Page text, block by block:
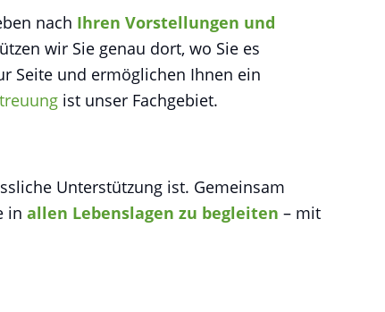
nach Ihren Vorstellungen und
wir Sie genau dort, wo Sie es
Seite und ermöglichen Ihnen ein
ist unser Fachgebiet.
Unterstützung ist. Gemeinsam
in allen Lebenslagen zu begleiten – mit